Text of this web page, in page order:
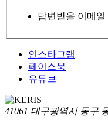
답변받을 이메일
인스타그램
페이스북
유튜브
41061 대구광역시 동구